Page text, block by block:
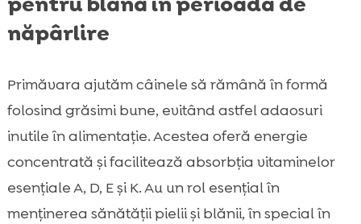
năpârlire
Primăvara ajutăm câinele să rămână în formă
folosind grăsimi bune, evitând astfel adaosuri
inutile în alimentație. Acestea oferă energie
concentrată și facilitează absorbția vitaminelor
esențiale A, D, E și K. Au un rol esențial în
menținerea sănătății pielii și blănii, în special în